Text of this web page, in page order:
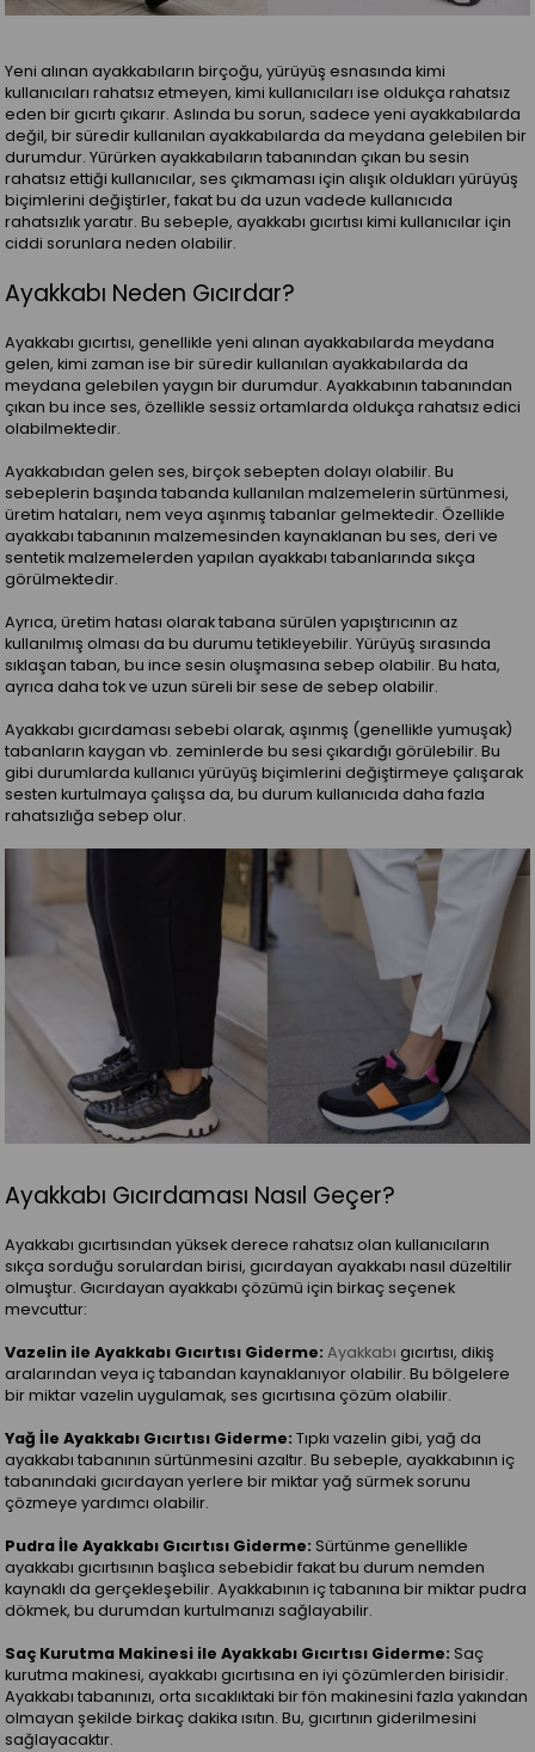
Yeni alınan ayakkabıların birçoğu, yürüyüş esnasında kimi
kullanıcıları rahatsız etmeyen, kimi kullanıcıları ise oldukça rahatsız
eden bir gıcırtı çıkarır. Aslında bu sorun, sadece yeni ayakkabılarda
değil, bir süredir kullanılan ayakkabılarda da meydana gelebilen bir
durumdur. Yürürken ayakkabıların tabanından çıkan bu sesin
rahatsız ettiği kullanıcılar, ses çıkmaması için alışık oldukları yürüyüş
biçimlerini değiştirler, fakat bu da uzun vadede kullanıcıda
rahatsızlık yaratır. Bu sebeple, ayakkabı gıcırtısı kimi kullanıcılar için
ciddi sorunlara neden olabilir.
Ayakkabı Neden Gıcırdar?
Ayakkabı gıcırtısı, genellikle yeni alınan ayakkabılarda meydana
gelen, kimi zaman ise bir süredir kullanılan ayakkabılarda da
meydana gelebilen yaygın bir durumdur. Ayakkabının tabanından
çıkan bu ince ses, özellikle sessiz ortamlarda oldukça rahatsız edici
olabilmektedir.
Ayakkabıdan gelen ses, birçok sebepten dolayı olabilir. Bu
sebeplerin başında tabanda kullanılan malzemelerin sürtünmesi,
üretim hataları, nem veya aşınmış tabanlar gelmektedir. Özellikle
ayakkabı tabanının malzemesinden kaynaklanan bu ses, deri ve
sentetik malzemelerden yapılan ayakkabı tabanlarında sıkça
görülmektedir.
Ayrıca, üretim hatası olarak tabana sürülen yapıştırıcının az
kullanılmış olması da bu durumu tetikleyebilir. Yürüyüş sırasında
sıklaşan taban, bu ince sesin oluşmasına sebep olabilir. Bu hata,
ayrıca daha tok ve uzun süreli bir sese de sebep olabilir.
Ayakkabı gıcırdaması sebebi olarak, aşınmış (genellikle yumuşak)
tabanların kaygan vb. zeminlerde bu sesi çıkardığı görülebilir. Bu
gibi durumlarda kullanıcı yürüyüş biçimlerini değiştirmeye çalışarak
sesten kurtulmaya çalışsa da, bu durum kullanıcıda daha fazla
rahatsızlığa sebep olur.
Ayakkabı Gıcırdaması Nasıl Geçer?
Ayakkabı gıcırtısından yüksek derece rahatsız olan kullanıcıların
sıkça sorduğu sorulardan birisi, gıcırdayan ayakkabı nasıl düzeltilir
olmuştur. Gıcırdayan ayakkabı çözümü için birkaç seçenek
mevcuttur:
Vazelin ile Ayakkabı Gıcırtısı Giderme: Ayakkabı gıcırtısı, dikiş
aralarından veya iç tabandan kaynaklanıyor olabilir. Bu bölgelere
bir miktar vazelin uygulamak, ses gıcırtısına çözüm olabilir.
Yağ İle Ayakkabı Gıcırtısı Giderme: Tıpkı vazelin gibi, yağ da
ayakkabı tabanının sürtünmesini azaltır. Bu sebeple, ayakkabının iç
tabanındaki gıcırdayan yerlere bir miktar yağ sürmek sorunu
çözmeye yardımcı olabilir.
Pudra İle Ayakkabı Gıcırtısı Giderme: Sürtünme genellikle
ayakkabı gıcırtısının başlıca sebebidir fakat bu durum nemden
kaynaklı da gerçekleşebilir. Ayakkabının iç tabanına bir miktar pudra
dökmek, bu durumdan kurtulmanızı sağlayabilir.
Saç Kurutma Makinesi ile Ayakkabı Gıcırtısı Giderme: Saç
kurutma makinesi, ayakkabı gıcırtısına en iyi çözümlerden birisidir.
Ayakkabı tabanınızı, orta sıcaklıktaki bir fön makinesini fazla yakından
olmayan şekilde birkaç dakika ısıtın. Bu, gıcırtının giderilmesini
sağlayacaktır.